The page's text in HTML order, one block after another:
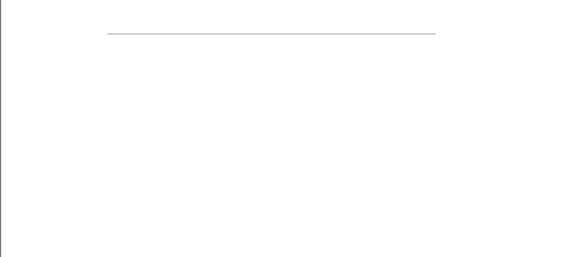
への対応やコスト改善のヒントを無